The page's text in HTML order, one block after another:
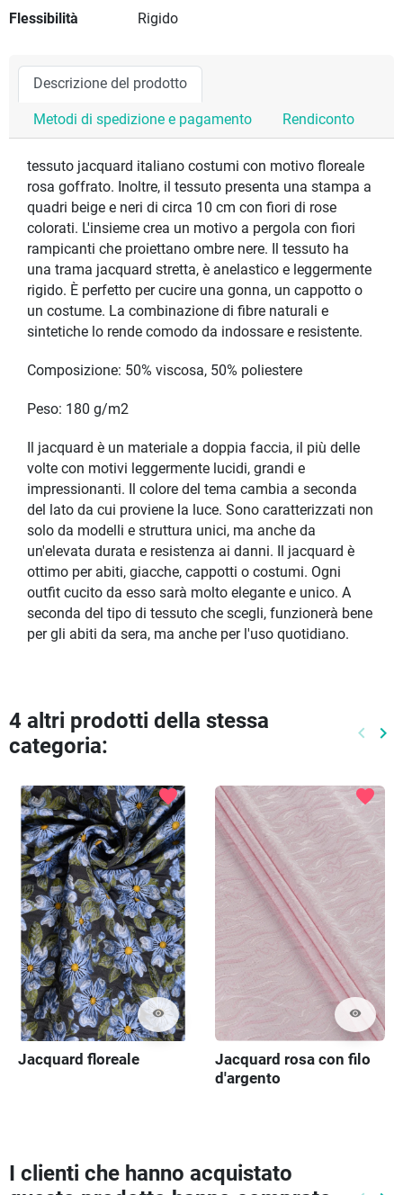
Flessibilità Rigido
Descrizione del prodotto
Metodi di spedizione e pagamento Rendiconto
tessuto jacquard italiano costumi con motivo floreale
rosa goffrato. Inoltre, il tessuto presenta una stampa a
quadri beige e neri di circa 10 cm con fiori di rose
colorati. L'insieme crea un motivo a pergola con fiori
rampicanti che proiettano ombre nere. Il tessuto ha
una trama jacquard stretta, è anelastico e leggermente
rigido. È perfetto per cucire una gonna, un cappotto o
un costume. La combinazione di fibre naturali e
sintetiche lo rende comodo da indossare e resistente.
Composizione: 50% viscosa, 50% poliestere
Peso: 180 g/m2
Il jacquard è un materiale a doppia faccia, il più delle
volte con motivi leggermente lucidi, grandi e
impressionanti. Il colore del tema cambia a seconda
del lato da cui proviene la luce. Sono caratterizzati non
solo da modelli e struttura unici, ma anche da
un'elevata durata e resistenza ai danni. Il jacquard è
ottimo per abiti, giacche, cappotti o costumi. Ogni
outfit cucito da esso sarà molto elegante e unico. A
seconda del tipo di tessuto che scegli, funzionerà bene
per gli abiti da sera, ma anche per l'uso quotidiano.
4 altri prodotti della stessa
categoria:
keyboard_arrow_left keyboard_arrow_right
visibility
favorite
Jacquard floreale
visibility
favorite
Jacquard rosa con filo
d'argento
I clienti che hanno acquistato